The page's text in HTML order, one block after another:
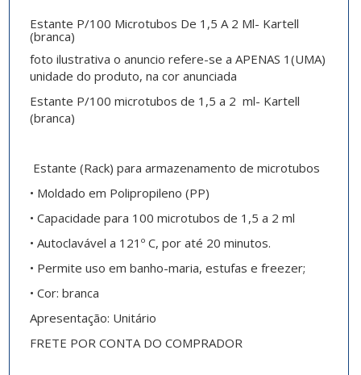
Estante P/100 Microtubos De 1,5 A 2 Ml- Kartell
(branca)
foto ilustrativa o anuncio refere-se a APENAS 1(UMA)
unidade do produto, na cor anunciada
Estante P/100 microtubos de 1,5 a 2 ml- Kartell
(branca)
Estante (Rack) para armazenamento de microtubos
• Moldado em Polipropileno (PP)
• Capacidade para 100 microtubos de 1,5 a 2 ml
• Autoclavável a 121º C, por até 20 minutos.
• Permite uso em banho-maria, estufas e freezer;
• Cor: branca
Apresentação: Unitário
FRETE POR CONTA DO COMPRADOR